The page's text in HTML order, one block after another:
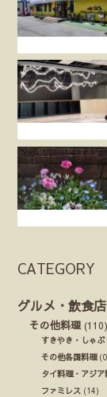
CATEGORY
グルメ・飲食店
その他料理 (110)
すきやき・しゃ
その他各国料理
タイ料理・アジア
ファミレス (14)